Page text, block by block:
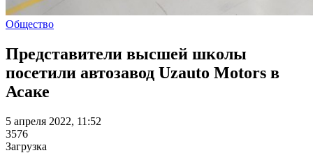
Общество
Представители высшей школы
посетили автозавод Uzauto Motors в
Асаке
5 апреля 2022, 11:52
3576
Загрузка